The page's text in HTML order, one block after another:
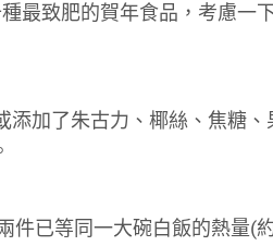
最致肥的賀年食品，考慮一
加了朱古力、椰絲、焦糖、
件已等同一大碗白飯的熱量(